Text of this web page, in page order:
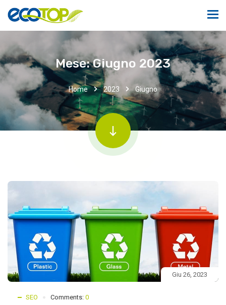
Mese:Giugno 2023
Home 2023 Giugno
Giu 26, 2023
SEO Comments: 0